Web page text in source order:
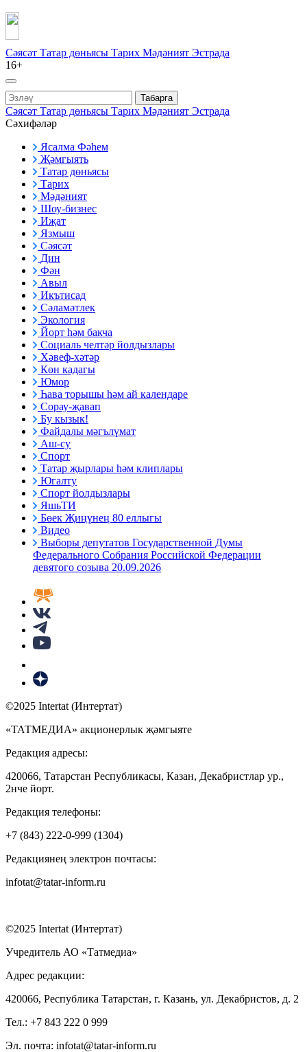
Сәясәт Татар дөньясы Тарих Мәдәният Эстрада
16+
Табарга
Сәясәт Татар дөньясы Тарих Мәдәният Эстрада
Сәхифәләр
Ясалма Фәһем
Җәмгыять
Татар дөньясы
Тарих
Мәдәният
Шоу-бизнес
Иҗат
Язмыш
Сәясәт
Дин
Фән
Авыл
Икътисад
Сәламәтлек
Экология
Йорт һәм бакча
Социаль челтәр йолдызлары
Хәвеф-хәтәр
Көн кадагы
Юмор
Һава торышы һәм ай календаре
Сорау-җавап
Бу кызык!
Файдалы мәгълүмат
Аш-су
Спорт
Татар җырлары һәм клиплары
Югалту
Спорт йолдызлары
ЯшьТИ
Бөек Җиңүнең 80 еллыгы
Видео
Выборы депутатов Государственной Думы
Федерального Собрания Российской Федерации
девятого созыва 20.09.2026
©2025 Intertat (Интертат)
«ТАТМЕДИА» акционерлык җәмгыяте
Редакция адресы:
420066, Татарстан Республикасы, Казан, Декабристлар ур.,
2нче йорт.
Редакция телефоны:
+7 (843) 222-0-999 (1304)
Редакциянең электрон почтасы:
infotat@tatar-inform.ru
©2025 Intertat (Интертат)
Учредитель АО «Татмедиа»
Адрес редакции:
420066, Республика Татарстан, г. Казань, ул. Декабристов, д. 2
Тел.: +7 843 222 0 999
Эл. почта: infotat@tatar-inform.ru